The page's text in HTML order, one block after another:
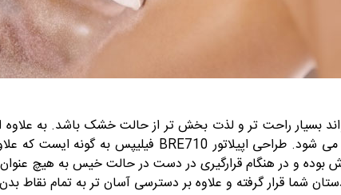
راحت تر و لذت بخش تر از حالت خشک باشد. به علاوه
شود. طراحی اپیلاتور BRE710 فیلیپس به گونه ایست که
و در هنگام قرارگیری در دست در حالت خیس به هیچ عنوان